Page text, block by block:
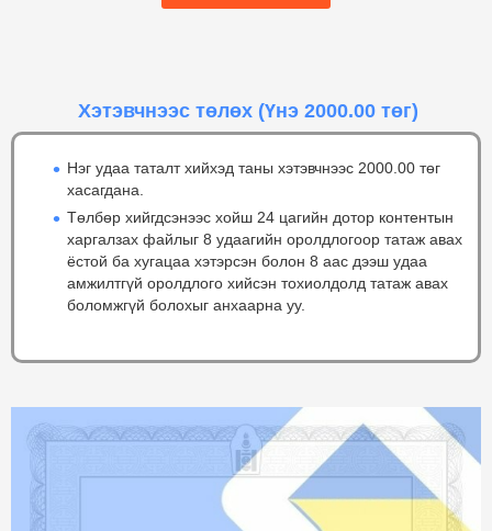
Хэтэвчнээс төлөх (Үнэ 2000.00 төг)
Нэг удаа таталт хийхэд таны хэтэвчнээс 2000.00 төг
хасагдана.
Төлбөр хийгдсэнээс хойш 24 цагийн дотор контентын
харгалзах файлыг 8 удаагийн оролдлогоор татаж авах
ёстой ба хугацаа хэтэрсэн болон 8 аас дээш удаа
амжилтгүй оролдлого хийсэн тохиолдолд татаж авах
боломжгүй болохыг анхаарна уу.